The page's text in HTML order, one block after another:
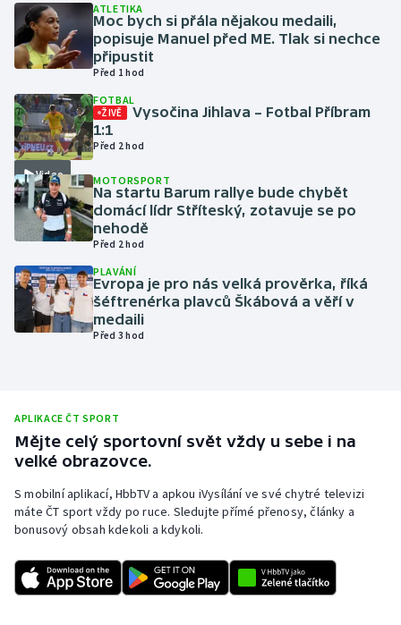
Lezení
Lyže a snowboard
Moderní pětiboj
Motorsport
Olympijské hry
Parasport
Plavání
Plážový volejbal
Rychlobruslení
Rychlostní kanoistika
Short track
Sportovní střelba
Stolní tenis
ATLETIKA
Moc bych si přála nějakou medaili,
popisuje Manuel před ME. Tlak si nechce
připustit
Před 1 hod
Video
FOTBAL
ŽIVĚ
Vysočina Jihlava – Fotbal Příbram
1:1
Před 2 hod
MOTORSPORT
Na startu Barum rallye bude chybět
domácí lídr Stříteský, zotavuje se po
nehodě
Před 2 hod
PLAVÁNÍ
Evropa je pro nás velká prověrka, říká
šéftrenérka plavců Škábová a věří v
medaili
Před 3 hod
APLIKACE ČT SPORT
Mějte celý sportovní svět vždy u sebe i na
velké obrazovce.
S mobilní aplikací, HbbTV a apkou iVysílání ve své chytré televizi
máte ČT sport vždy po ruce. Sledujte přímé přenosy, články a
bonusový obsah kdekoli a kdykoli.